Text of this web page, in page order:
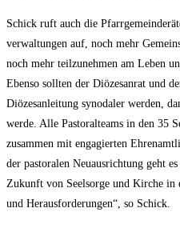
Schick ruft auch die
ver­wal­tun­gen auf, noch mehr
noch mehr teil­zu­neh­men am Leben
Eben­so soll­ten der Diö­ze­san­rat und
Diö­ze­san­lei­tung syn­oda­ler wer­den,
wer­de. Alle Pas­to­ral­teams in den 35
zusam­men mit enga­gier­ten
der pas­to­ra­len Neu­aus­rich­tung geht
Zukunft von Seel­sor­ge und Kir­che in
und Her­aus­for­de­run­gen“, so Schick.